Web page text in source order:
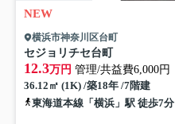
NEW
横浜市神奈川区台町
セジョリチセ台町
12.3万円 管理/共益費6,000円
36.12㎡ (1K) /築18年 /7階建
東海道本線「横浜」駅 徒歩7分